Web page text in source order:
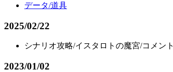
データ/道具
2025/02/22
シナリオ攻略/イスタロトの魔宮/コメント
2023/01/02